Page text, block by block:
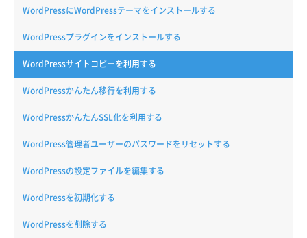
WordPressにWordPressテーマをインストールする
WordPressプラグインをインストールする
WordPressサイトコピーを利用する
WordPressかんたん移行を利用する
WordPressかんたんSSL化を利用する
WordPress管理者ユーザーのパスワードをリセットする
WordPressの設定ファイルを編集する
WordPressを初期化する
WordPressを削除する